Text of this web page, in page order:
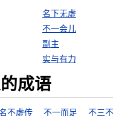
名下无虚
不一会儿
副主
实与有力
成语
名不虚传 不一而足
不三